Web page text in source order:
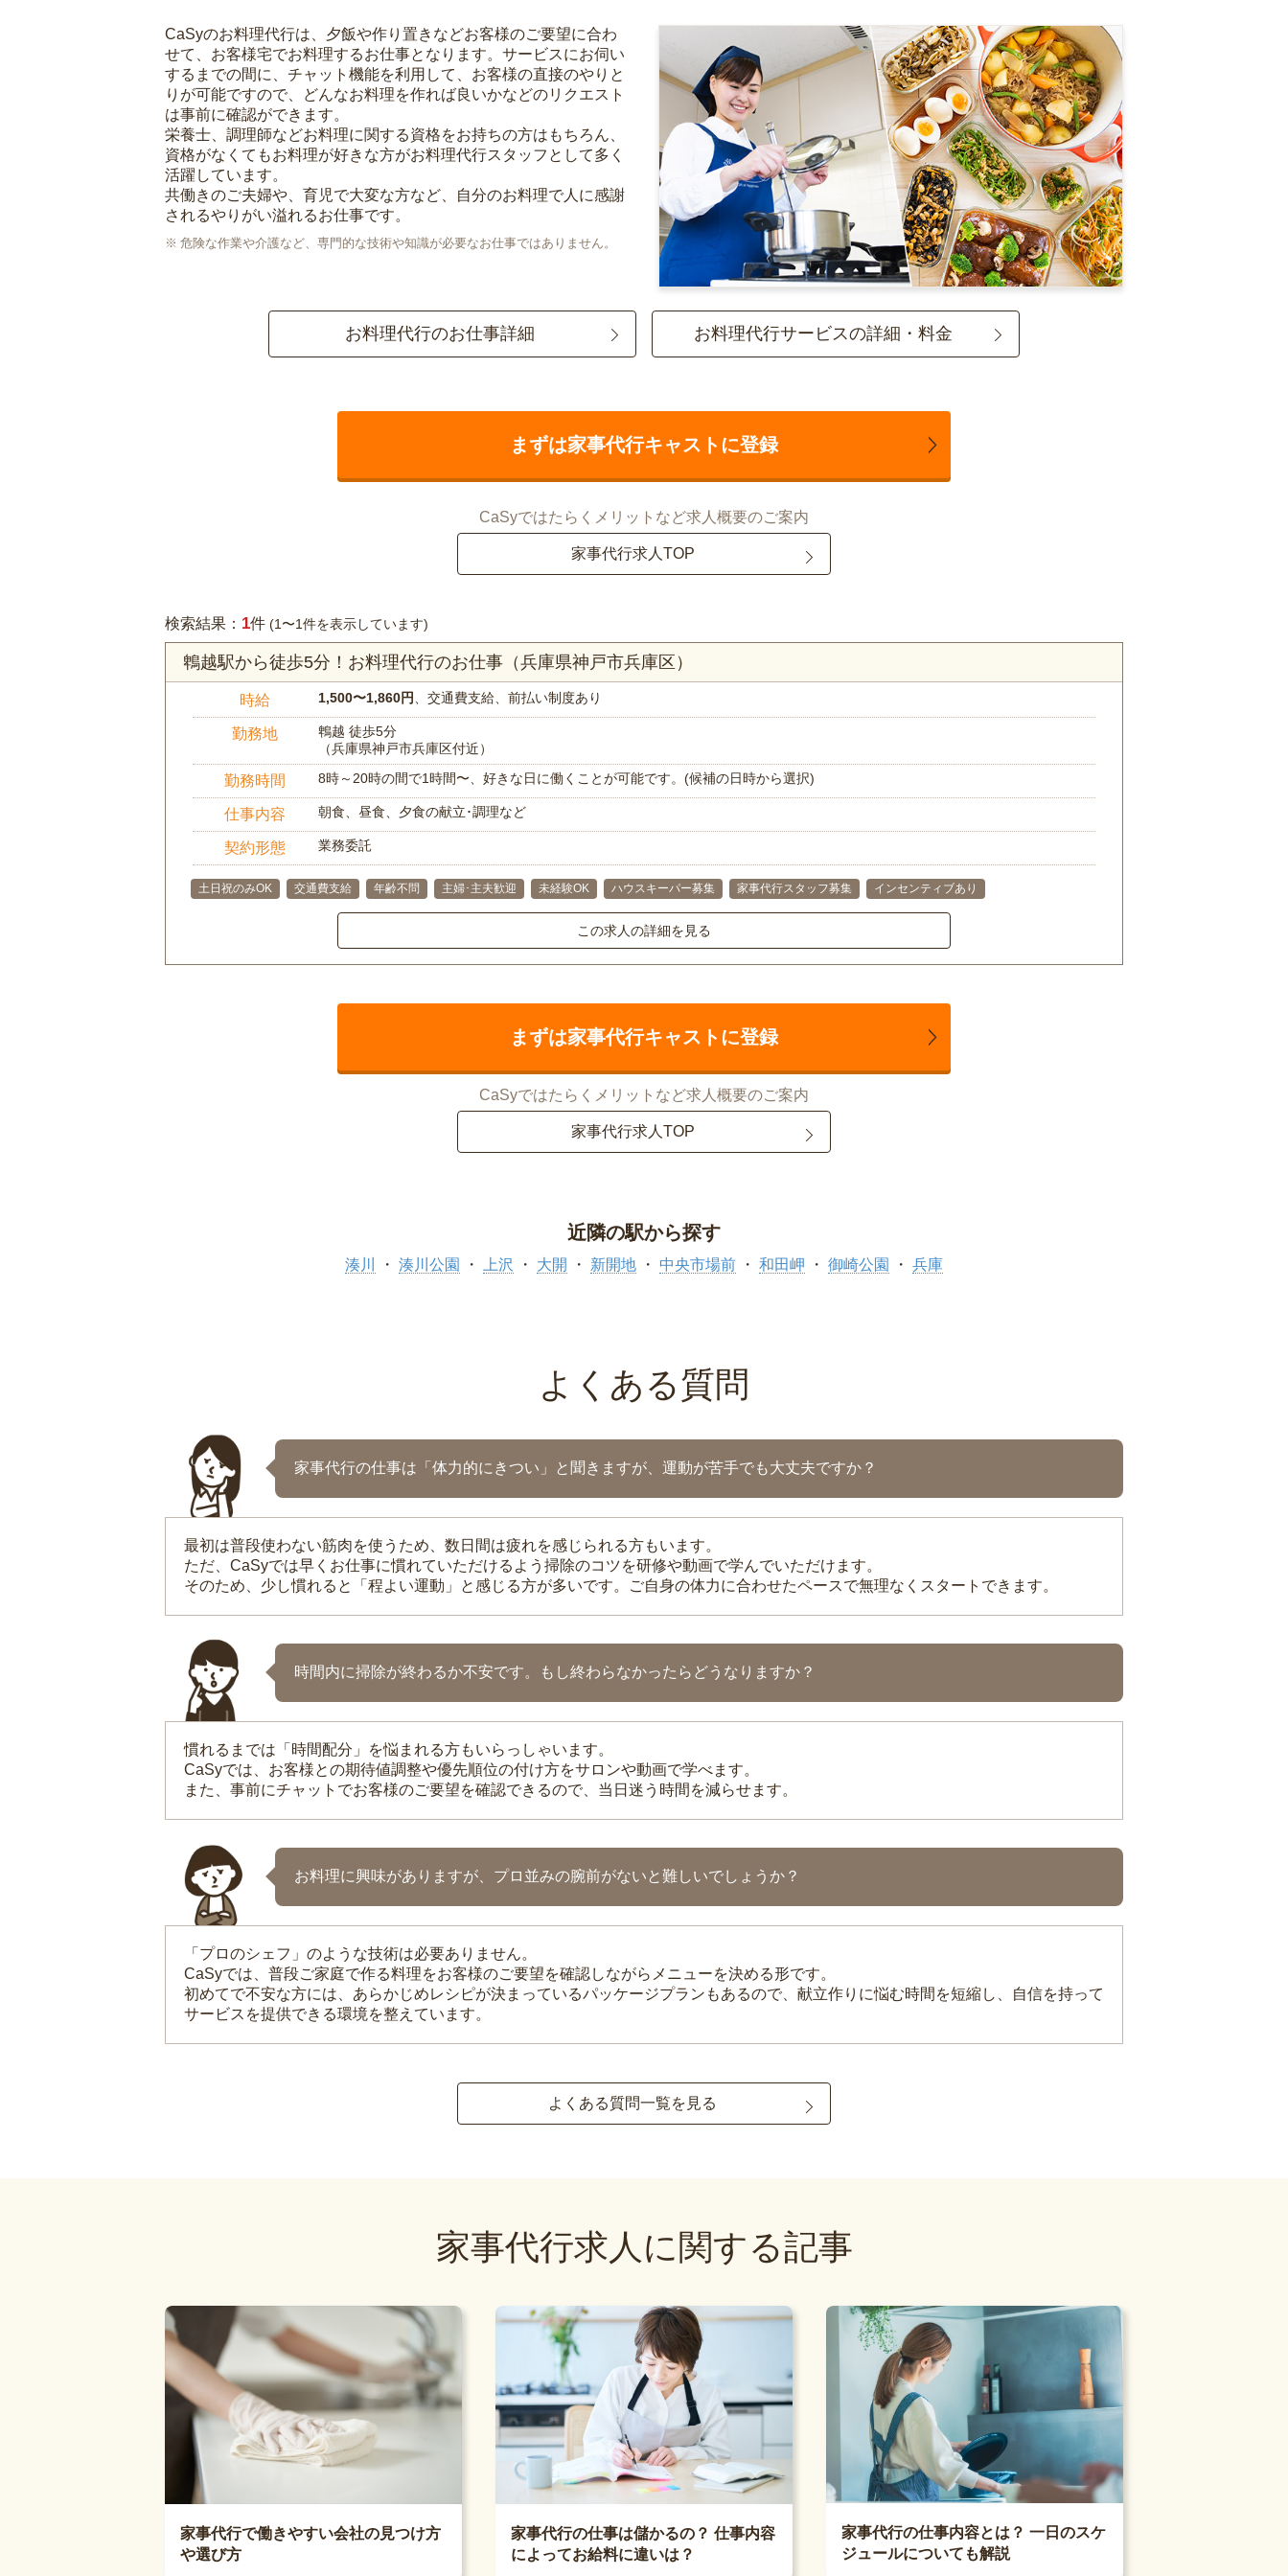
CaSyのお料理代行は、夕飯や作り置きなどお客様のご要望に合わ
せて、お客様宅でお料理するお仕事となります。サービスにお伺い
するまでの間に、チャット機能を利用して、お客様の直接のやりと
りが可能ですので、どんなお料理を作れば良いかなどのリクエスト
は事前に確認ができます。
栄養士、調理師などお料理に関する資格をお持ちの方はもちろん、
資格がなくてもお料理が好きな方がお料理代行スタッフとして多く
活躍しています。
共働きのご夫婦や、育児で大変な方など、自分のお料理で人に感謝
されるやりがい溢れるお仕事です。
危険な作業や介護など、専門的な技術や知識が必要なお仕事ではありません。
お料理代行のお仕事詳細 お料理代行サービスの詳細・料金
まずは家事代行キャストに登録
CaSyではたらくメリットなど求人概要のご案内
家事代行求人TOP
検索結果： 1件 (1〜1件を表示しています)
鵯越駅から徒歩5分！お料理代行のお仕事（兵庫県神戸市兵庫区）
時給 1,500〜1,860円 、交通費支給、前払い制度あり
勤務地
鵯越 徒歩5分
（兵庫県神戸市兵庫区付近）
勤務時間 8時～20時の間で1時間〜、好きな日に働くことが可能です。(候補の日時から選択)
仕事内容 朝食、昼食、夕食の献立･調理など
契約形態 業務委託
土日祝のみOK 交通費支給 年齢不問 主婦･主夫歓迎 未経験OK ハウスキーパー募集 家事代行スタッフ募集 インセンティブあり
この求人の詳細を見る
まずは家事代行キャストに登録
CaSyではたらくメリットなど求人概要のご案内
家事代行求人TOP
近隣の駅から探す
湊川 湊川公園 上沢 大開 新開地 中央市場前 和田岬 御崎公園 兵庫
よくある質問
家事代行の仕事は「体力的にきつい」と聞きますが、運動が苦手でも大丈夫ですか？
最初は普段使わない筋肉を使うため、数日間は疲れを感じられる方もいます。
ただ、CaSyでは早くお仕事に慣れていただけるよう掃除のコツを研修や動画で学んでいただけます。
そのため、少し慣れると「程よい運動」と感じる方が多いです。ご自身の体力に合わせたペースで無理なくスタートできます。
時間内に掃除が終わるか不安です。もし終わらなかったらどうなりますか？
慣れるまでは「時間配分」を悩まれる方もいらっしゃいます。
CaSyでは、お客様との期待値調整や優先順位の付け方をサロンや動画で学べます。
また、事前にチャットでお客様のご要望を確認できるので、当日迷う時間を減らせます。
お料理に興味がありますが、プロ並みの腕前がないと難しいでしょうか？
「プロのシェフ」のような技術は必要ありません。
CaSyでは、普段ご家庭で作る料理をお客様のご要望を確認しながらメニューを決める形です。
初めてで不安な方には、あらかじめレシピが決まっているパッケージプランもあるので、献立作りに悩む時間を短縮し、自信を持って
サービスを提供できる環境を整えています。
よくある質問一覧を見る
家事代行求人に関する記事
家事代行で働きやすい会社の見つけ方
や選び方
家事代行の仕事は儲かるの？ 仕事内容
によってお給料に違いは？
家事代行の仕事内容とは？ 一日のスケ
ジュールについても解説